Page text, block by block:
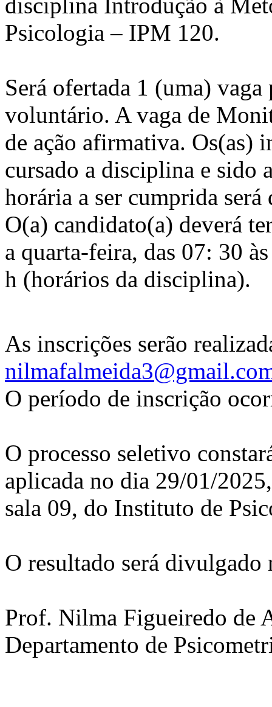
Psicologia – IPM 120.
Será ofertada 1 (uma)
voluntário. A vaga de
de ação afirmativa. Os(as)
cursado a disciplina e sido
horária a ser cumprida será
O(a) candidato(a) deverá
a quarta-feira, das 07: 30
h (horários da disciplina).
As inscrições serão
O período de inscrição
O processo seletivo
aplicada no dia 29/01/
sala 09, do Instituto de
O resultado será
Prof. Nilma Figueiredo de
Departamento de